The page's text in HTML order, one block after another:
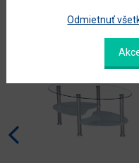
Odmietnuť